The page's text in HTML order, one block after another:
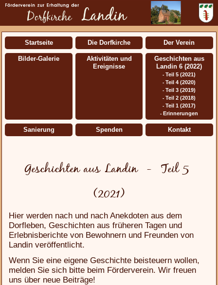
Startseite Die Dorfkirche Der Verein
Bilder-Galerie
Aktivitäten und
Ereignisse
Geschichten aus
Landin 6 (2022)
-Teil 5 (2021)
-Teil 4 (2020)
-Teil 3 (2019)
-Teil 2 (2018)
-Teil 1 (2017)
- Erinnerungen
Sanierung Spenden Kontakt
Geschichten aus Landin - Teil 5
(2021)
Hier werden nach und nach Anekdoten aus dem
Dorfleben, Geschichten aus früheren Tagen und
Erlebnisberichte von Bewohnern und Freunden von
Landin veröffentlicht.
Wenn Sie eine eigene Geschichte beisteuern wollen,
melden Sie sich bitte beim Förderverein. Wir freuen
uns über neue Beiträge!